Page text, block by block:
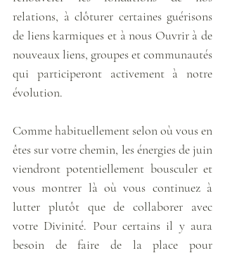
relations, à clôturer certaines guérisons
de liens karmiques et à nous Ouvrir à de
nouveaux liens, groupes et communautés
qui participeront activement à notre
évolution.
Comme habituellement selon où vous en
êtes sur votre chemin, les énergies de juin
viendront potentiellement bousculer et
vous montrer là où vous continuez à
lutter plutôt que de collaborer avec
votre Divinité. Pour certains il y aura
besoin de faire de la place pour